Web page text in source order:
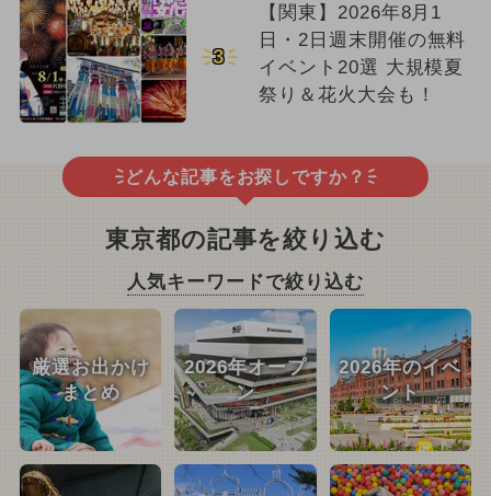
3
【関東】2026年8月1
日・2日週末開催の無料
イベント20選 大規模夏
祭り＆花火大会も！
どんな記事をお探しですか？
東京都の記事を絞り込む
人気キーワードで絞り込む
厳選お出かけ
まとめ
2026年オープ
ン
2026年のイベ
ント